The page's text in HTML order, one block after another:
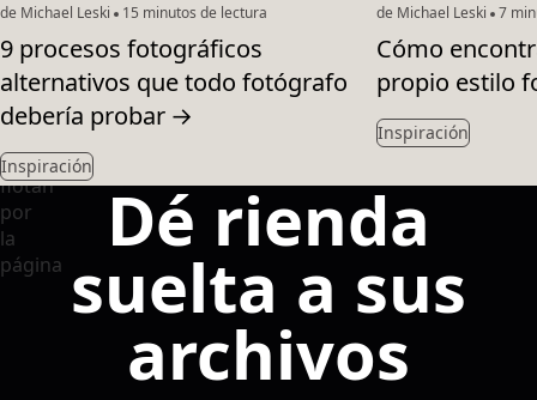
de Michael Leski 15 minutos de lectura
9 procesos fotográficos
alternativos que todo fotógrafo
debería probar →
Inspiración
de Michael Leski 7
Cómo
propio estilo
Inspiración
Dé rienda
suelta a sus
archivos